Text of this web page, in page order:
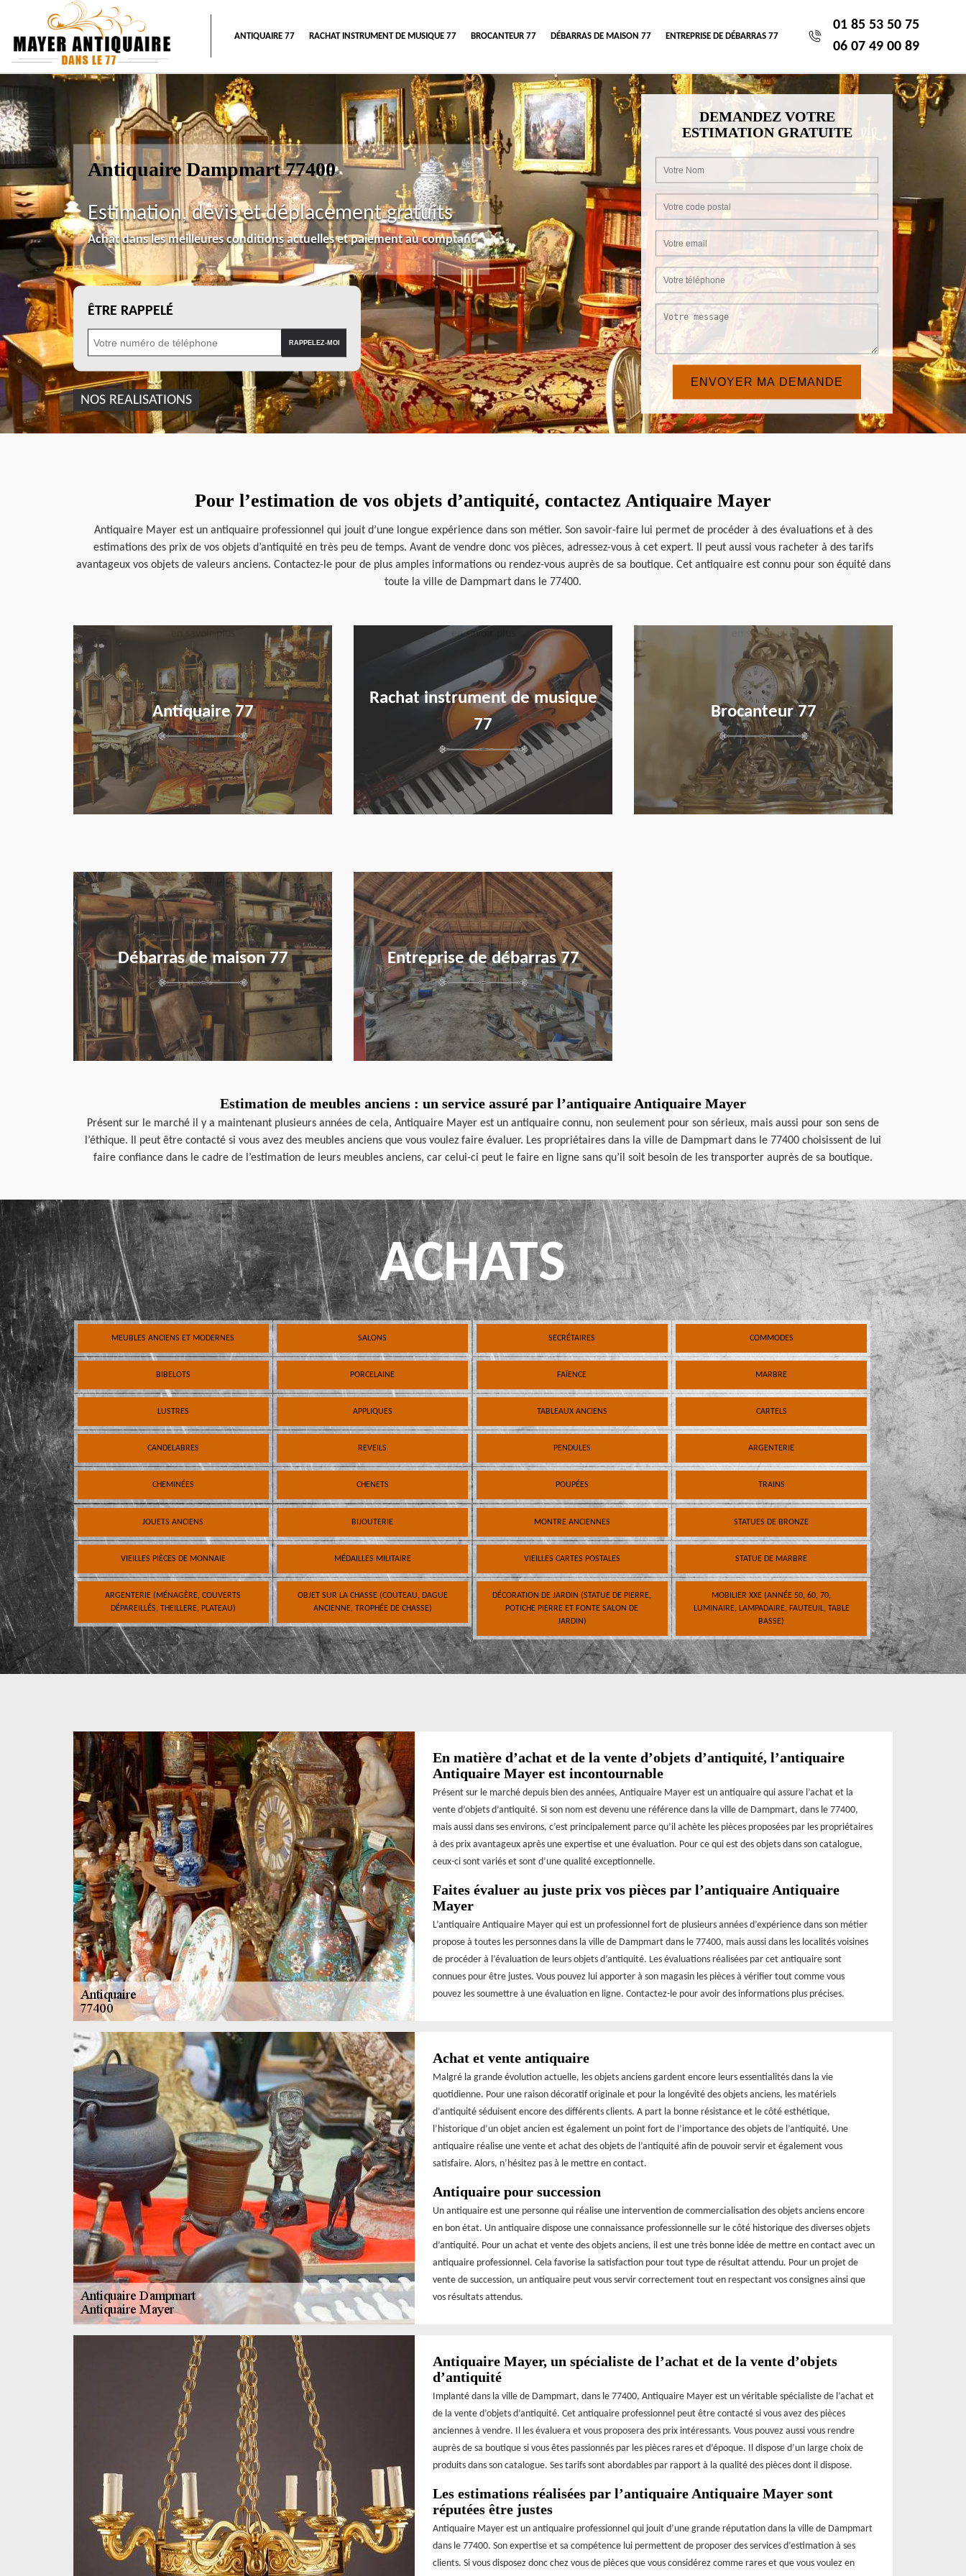
ANTIQUAIRE 77 RACHAT INSTRUMENT DE MUSIQUE 77 BROCANTEUR 77 DÉBARRAS DE MAISON 77 ENTREPRISE DE DÉBARRAS 77
01 85 53 50 75
06 07 49 00 89
Antiquaire Dampmart 77400
Estimation, devis et déplacement gratuits
Achat dans les meilleures conditions actuelles et paiement au comptant
ÊTRE RAPPELÉ
NOS REALISATIONS
DEMANDEZ VOTRE
ESTIMATION GRATUITE
Pour l’estimation de vos objets d’antiquité, contactez Antiquaire Mayer
Antiquaire Mayer est un antiquaire professionnel qui jouit d’une longue expérience dans son métier. Son savoir-faire lui permet de procéder à des évaluations et à des
estimations des prix de vos objets d’antiquité en très peu de temps. Avant de vendre donc vos pièces, adressez-vous à cet expert. Il peut aussi vous racheter à des tarifs
avantageux vos objets de valeurs anciens. Contactez-le pour de plus amples informations ou rendez-vous auprès de sa boutique. Cet antiquaire est connu pour son équité dans
toute la ville de Dampmart dans le 77400.
Antiquaire 77
Rachat instrument de musique
77
en savoir plus
Brocanteur 77
en savoir plus
Débarras de maison 77
en savoir plus
Entreprise de débarras 77
en savoir plus
Estimation de meubles anciens : un service assuré par l’antiquaire Antiquaire Mayer
Présent sur le marché il y a maintenant plusieurs années de cela, Antiquaire Mayer est un antiquaire connu, non seulement pour son sérieux, mais aussi pour son sens de
l’éthique. Il peut être contacté si vous avez des meubles anciens que vous voulez faire évaluer. Les propriétaires dans la ville de Dampmart dans le 77400 choisissent de lui
faire confiance dans le cadre de l’estimation de leurs meubles anciens, car celui-ci peut le faire en ligne sans qu’il soit besoin de les transporter auprès de sa boutique.
ACHATS
MEUBLES ANCIENS ET MODERNES SALONS SECRÉTAIRES COMMODES
BIBELOTS PORCELAINE FAÏENCE MARBRE
LUSTRES APPLIQUES TABLEAUX ANCIENS CARTELS
CANDELABRES REVEILS PENDULES ARGENTERIE
CHEMINÉES CHENETS POUPÉES TRAINS
JOUETS ANCIENS BIJOUTERIE MONTRE ANCIENNES STATUES DE BRONZE
VIEILLES PIÈCES DE MONNAIE MÉDAILLES MILITAIRE VIEILLES CARTES POSTALES STATUE DE MARBRE
ARGENTERIE (MÉNAGÈRE, COUVERTS
DÉPAREILLÉS, THEILLERE, PLATEAU)
OBJET SUR LA CHASSE (COUTEAU, DAGUE
ANCIENNE, TROPHÉE DE CHASSE)
DÉCORATION DE JARDIN (STATUE DE PIERRE,
POTICHE PIERRE ET FONTE SALON DE
JARDIN)
MOBILIER XXE (ANNÉE 50, 60, 70,
LUMINAIRE, LAMPADAIRE, FAUTEUIL, TABLE
BASSE)
En matière d’achat et de la vente d’objets d’antiquité, l’antiquaire
Antiquaire Mayer est incontournable
Présent sur le marché depuis bien des années, Antiquaire Mayer est un antiquaire qui assure l’achat et la
vente d’objets d’antiquité. Si son nom est devenu une référence dans la ville de Dampmart, dans le 77400,
mais aussi dans ses environs, c’est principalement parce qu’il achète les pièces proposées par les propriétaires
à des prix avantageux après une expertise et une évaluation. Pour ce qui est des objets dans son catalogue,
ceux-ci sont variés et sont d’une qualité exceptionnelle.
Faites évaluer au juste prix vos pièces par l’antiquaire Antiquaire
Mayer
L’antiquaire Antiquaire Mayer qui est un professionnel fort de plusieurs années d’expérience dans son métier
propose à toutes les personnes dans la ville de Dampmart dans le 77400, mais aussi dans les localités voisines
de procéder à l’évaluation de leurs objets d’antiquité. Les évaluations réalisées par cet antiquaire sont
connues pour être justes. Vous pouvez lui apporter à son magasin les pièces à vérifier tout comme vous
pouvez les soumettre à une évaluation en ligne. Contactez-le pour avoir des informations plus précises.
Achat et vente antiquaire
Malgré la grande évolution actuelle, les objets anciens gardent encore leurs essentialités dans la vie
quotidienne. Pour une raison décoratif originale et pour la longévité des objets anciens, les matériels
d’antiquité séduisent encore des différents clients. A part la bonne résistance et le côté esthétique,
l’historique d’un objet ancien est également un point fort de l’importance des objets de l’antiquité. Une
antiquaire réalise une vente et achat des objets de l’antiquité afin de pouvoir servir et également vous
satisfaire. Alors, n’hésitez pas à le mettre en contact.
Antiquaire pour succession
Un antiquaire est une personne qui réalise une intervention de commercialisation des objets anciens encore
en bon état. Un antiquaire dispose une connaissance professionnelle sur le côté historique des diverses objets
d’antiquité. Pour un achat et vente des objets anciens, il est une très bonne idée de mettre en contact avec un
antiquaire professionnel. Cela favorise la satisfaction pour tout type de résultat attendu. Pour un projet de
vente de succession, un antiquaire peut vous servir correctement tout en respectant vos consignes ainsi que
vos résultats attendus.
Antiquaire Mayer, un spécialiste de l’achat et de la vente d’objets
d’antiquité
Implanté dans la ville de Dampmart, dans le 77400, Antiquaire Mayer est un véritable spécialiste de l’achat et
de la vente d’objets d’antiquité. Cet antiquaire professionnel peut être contacté si vous avez des pièces
anciennes à vendre. Il les évaluera et vous proposera des prix intéressants. Vous pouvez aussi vous rendre
auprès de sa boutique si vous êtes passionnés par les pièces rares et d’époque. Il dispose d’un large choix de
produits dans son catalogue. Ses tarifs sont abordables par rapport à la qualité des pièces dont il dispose.
Les estimations réalisées par l’antiquaire Antiquaire Mayer sont
réputées être justes
Antiquaire Mayer est un antiquaire professionnel qui jouit d’une grande réputation dans la ville de Dampmart
dans le 77400. Son expertise et sa compétence lui permettent de proposer des services d’estimation à ses
clients. Si vous disposez donc chez vous de pièces que vous considérez comme rares et que vous voulez en